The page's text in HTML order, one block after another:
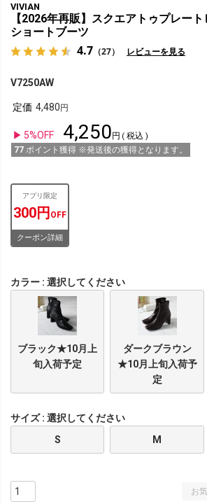
VIVIAN
【2026年再販】スクエアトゥプレー
ショートブーツ
4.7 （27） レビューを見る
V7250AW
定価 4,480
5%OFF 4,250
税込
77 ポイント獲得 ※発送後の獲得となります。
アプリ限定
300円 OFF
クーポン詳細
カラー 選択してください
ブラック★10月上
旬入荷予定
ダークブラウン
★10月上旬入荷予
定
サイズ
選択してください
S
M
お